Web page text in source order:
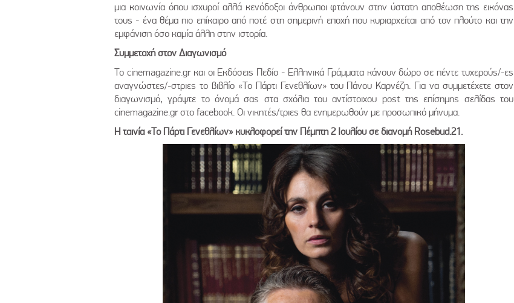
μια κοινωνία όπου ισχυροί αλλά κενόδοξοι άνθρωποι φτάνουν στην ύστατη αποθέωση της εικόνας
τους - ένα θέμα πιο επίκαιρο από ποτέ στη σημερινή εποχή που κυριαρχείται από τον πλούτο και την
εμφάνιση όσο καμία άλλη στην ιστορία.
Συμμετοχή στον Διαγωνισμό
Το cinemagazine.gr και οι Εκδόσεις Πεδίο - Ελληνικά Γράμματα κάνουν δώρο σε πέντε τυχερούς/-ες
αναγνώστες/-στριες το βιβλίο «Το Πάρτι Γενεθλίων» του Πάνου Καρνέζη. Για να συμμετέχετε στον
διαγωνισμό, γράψτε το όνομά σας στα σχόλια του αντίστοιχου post της επίσημης σελίδας του
cinemagazine.gr στο facebook. Οι νικητές/τριες θα ενημερωθούν με προσωπικό μήνυμα.
Η ταινία «Το Πάρτι Γενεθλίων» κυκλοφορεί την Πέμπτη 2 Ιουλίου σε διανομή Rosebud.21.